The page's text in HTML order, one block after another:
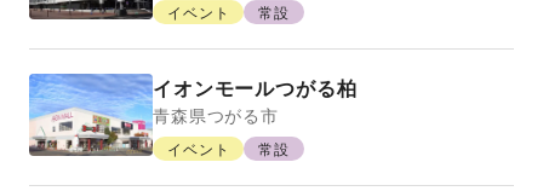
イベント 常設
イオンモールつがる柏
青森県つがる市
イベント 常設